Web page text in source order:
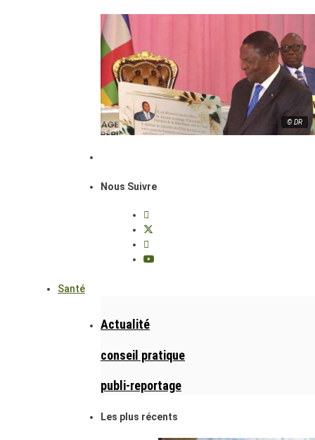
© DR
Nous Suivre
Santé
Actualité
conseil pratique
publi-reportage
Les plus récents